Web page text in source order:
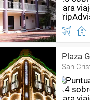
Plaza
San